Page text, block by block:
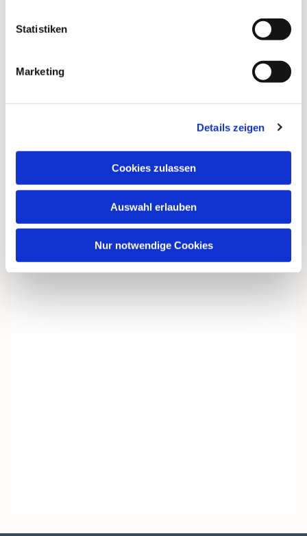
Statistiken
Marketing
Details zeigen
Cookies zulassen
Auswahl erlauben
Nur notwendige Cookies
interessieren